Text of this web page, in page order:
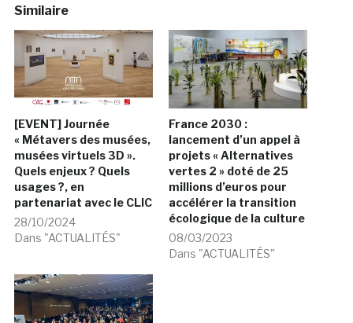
Similaire
[EVENT] Journée
« Métavers des musées,
musées virtuels 3D ».
Quels enjeux ? Quels
usages ?, en
partenariat avec le CLIC
28/10/2024
Dans "ACTUALITÉS"
France 2030 :
lancement d’un appel à
projets « Alternatives
vertes 2 » doté de 25
millions d’euros pour
accélérer la transition
écologique de la culture
08/03/2023
Dans "ACTUALITÉS"